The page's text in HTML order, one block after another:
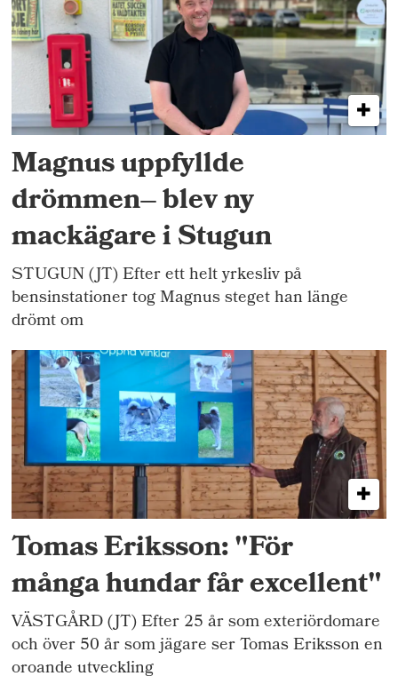
Magnus uppfyllde
drömmen– blev ny
mackägare i Stugun
STUGUN (JT) Efter ett helt yrkesliv på
bensinstationer tog Magnus steget han länge
drömt om
Tomas Eriksson: "För
många hundar får excellent"
VÄSTGÅRD (JT) Efter 25 år som exteriördomare
och över 50 år som jägare ser Tomas Eriksson en
oroande utveckling